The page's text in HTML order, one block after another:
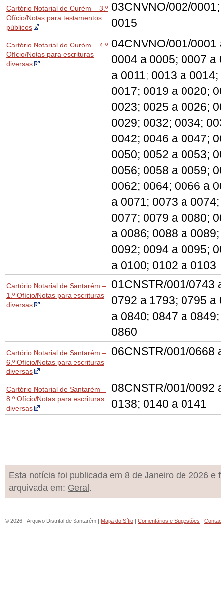
Cartório Notarial de Ourém – 3.º
Ofício/Notas para testamentos
públicos
03CNVNO/002/
0015
Cartório Notarial de Ourém – 4.º
Ofício/Notas para escrituras
diversas
04CNVNO/001/0001
0004 a 0005; 0007 a
a 0011; 0013 a
0017; 0019 a 0020;
0023; 0025 a 0026;
0029; 0032; 0034;
0042; 0046 a 0047;
0050; 0052 a 0053;
0056; 0058 a 0059;
0062; 0064; 0066 a
a 0071; 0073 a
0077; 0079 a 0080;
a 0086; 0088 a
0092; 0094 a 0095;
a 0100; 0102 a 0103
Cartório Notarial de Santarém –
1.º Ofício/Notas para escrituras
diversas
01CNSTR/001/0743
0792 a 1793; 0795 a
a 0840; 0847 a
0860
Cartório Notarial de Santarém –
6.º Ofício/Notas para escrituras
diversas
06CNSTR/001/0668
Cartório Notarial de Santarém –
8.º Ofício/Notas para escrituras
diversas
08CNSTR/001/0092
0138; 0140 a 0141
Esta notícia foi publicada em 8 de Janeiro de 2026 e
arquivada em: Geral .
© 2026 - Arquivo Distrital de Santarém | Mapa do Sítio | Comentários e Sugestões |